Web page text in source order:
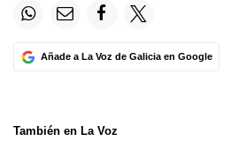
Añade a La Voz de Galicia en Google
También en La Voz